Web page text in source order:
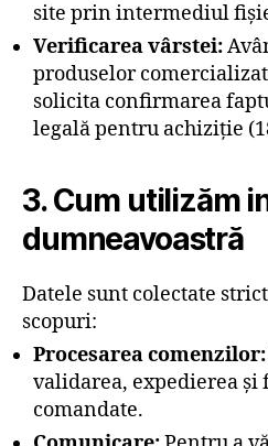
site prin intermediul
Verificarea vârstei:
produselor
solicita confirmarea
legală pentru achiziție
3. Cum utilizăm
dumneavoastră
Datele sunt colectate
scopuri:
Procesarea comenzilor:
validarea, expedierea și
comandate.